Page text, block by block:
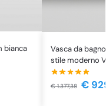
bianca
Vasca da
stile moderno
€1.377,38 €